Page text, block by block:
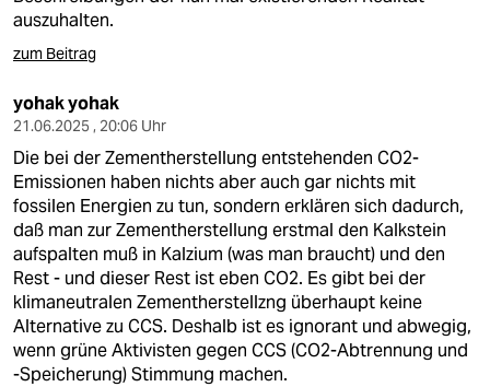
auszuhalten.
zum Beitrag
yohak yohak
21.06.2025 , 20:06 Uhr
Die bei der Zementherstellung entstehenden CO2-
Emissionen haben nichts aber auch gar nichts mit
fossilen Energien zu tun, sondern erklären sich dadurch,
daß man zur Zementherstellung erstmal den Kalkstein
aufspalten muß in Kalzium (was man braucht) und den
Rest - und dieser Rest ist eben CO2. Es gibt bei der
klimaneutralen Zementherstellzng überhaupt keine
Alternative zu CCS. Deshalb ist es ignorant und abwegig,
wenn grüne Aktivisten gegen CCS (CO2-Abtrennung und
-Speicherung) Stimmung machen.